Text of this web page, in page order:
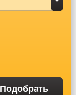
Подобрать